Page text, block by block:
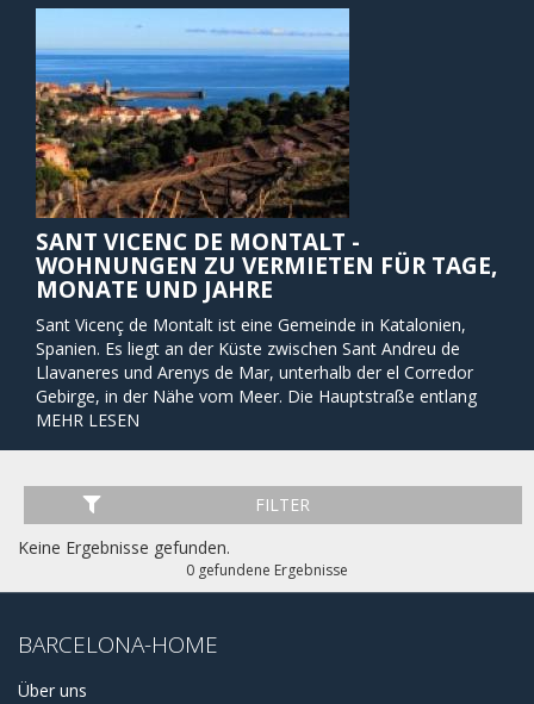
SANT VICENC DE MONTALT -
WOHNUNGEN ZU VERMIETEN FÜR TAGE,
MONATE UND JAHRE
Sant Vicenç de Montalt ist eine Gemeinde in Katalonien,
Spanien. Es liegt an der Küste zwischen Sant Andreu de
Llavaneres und Arenys de Mar, unterhalb der el Corredor
Gebirge, in der Nähe vom Meer. Die Hauptstraße entlang
der Küste führt durch die Gemeinde und ist mit der Stadt
Bahnlinie Station in Caldes d'Estrac.
MEHR LESEN
FILTER
Keine Ergebnisse gefunden.
0 gefundene Ergebnisse
BARCELONA-HOME
Über uns